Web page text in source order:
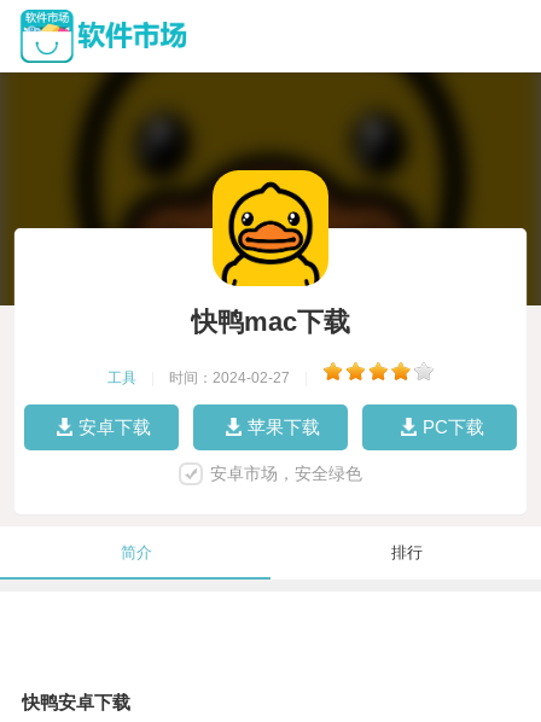
快鸭mac下载
工具 时间：2024-02-27
安卓下载 苹果下载 PC下载
安卓市场，安全绿色
简介 排行
快鸭安卓下载